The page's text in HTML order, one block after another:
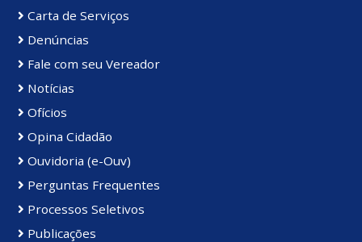
Carta de Serviços
Denúncias
Fale com seu Vereador
Notícias
Ofícios
Opina Cidadão
Ouvidoria (e-Ouv)
Perguntas Frequentes
Processos Seletivos
Publicações